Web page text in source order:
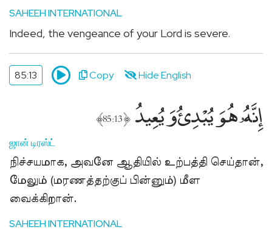
SAHEEH INTERNATIONAL
Indeed, the vengeance of your Lord is severe.
85:13 Copy Hide English
إِنَّهُۥ هُوَ يُبْدِئُ وَيُعِيدُ ﴿85:13﴾
ஜான் டிரஸ்ட்
நிச்சயமாக, அவனே ஆதியில் உற்பத்தி செய்தான்,
மேலும் (மரணத்தற்குப் பின்னும்) மீள
வைக்கிறான்.
SAHEEH INTERNATIONAL